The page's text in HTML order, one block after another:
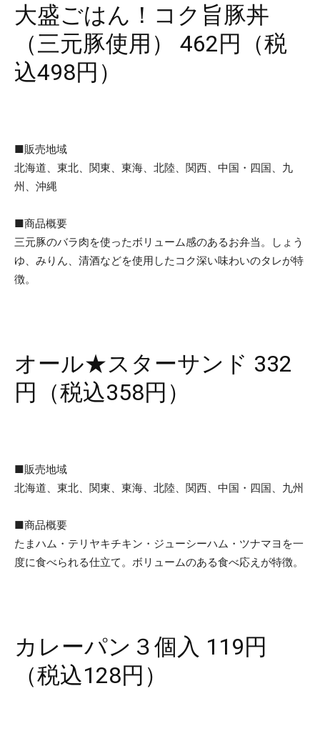
大盛ごはん！コク旨豚丼
（三元豚使用） 462円（税
込498円）
■販売地域
北海道、東北、関東、東海、北陸、関西、中国・四国、九
州、沖縄
■商品概要
三元豚のバラ肉を使ったボリューム感のあるお弁当。しょう
ゆ、みりん、清酒などを使用したコク深い味わいのタレが特
徴。
オール★スターサンド 332
円（税込358円）
■販売地域
北海道、東北、関東、東海、北陸、関西、中国・四国、九州
■商品概要
たまハム・テリヤキチキン・ジューシーハム・ツナマヨを一
度に食べられる仕立て。ボリュームのある食べ応えが特徴。
カレーパン３個入 119円
（税込128円）